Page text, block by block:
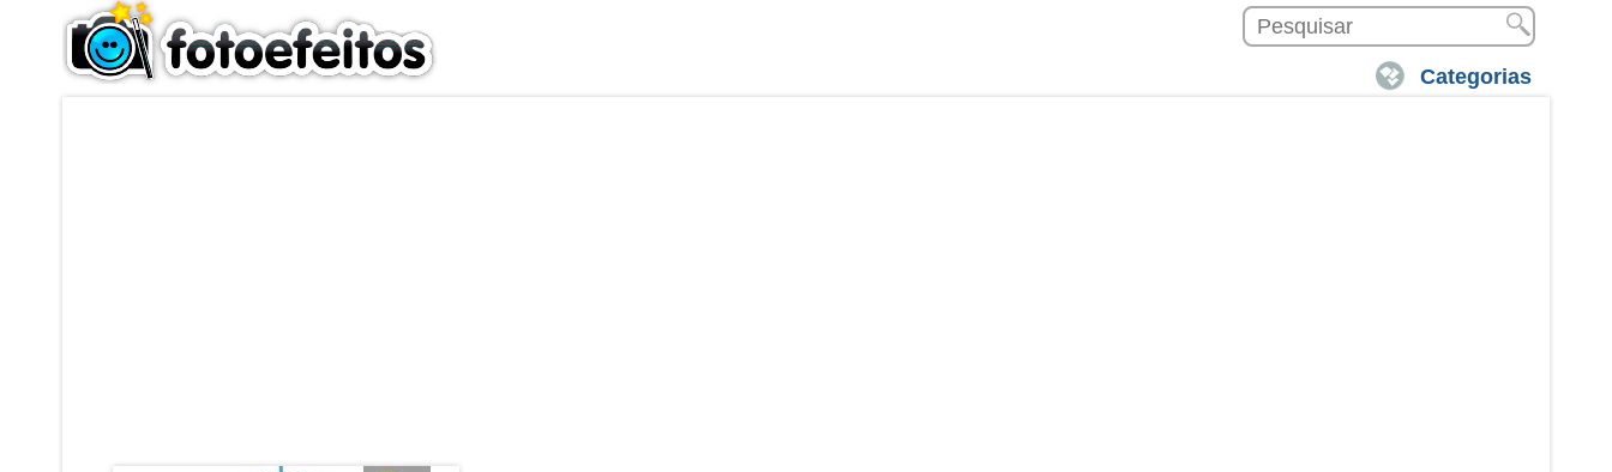
Categorias